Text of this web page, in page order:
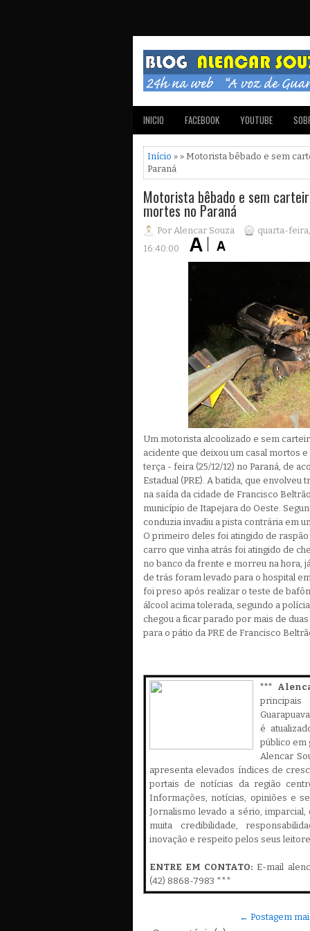
INICIO FACEBOOK YOUTUBE
Início » » Motorista bêbado e sem
Paraná
Motorista bêbado e sem
mortes no Paraná
Por Alencar Souza quarta-
16:40:00
Um motorista alcoolizado e sem
acidente que deixou um casal mortos
terça - feira (25/12/12) no Paraná, de
Estadual (PRE). A batida, que envolveu
na saída da cidade de Francisco
município de Itapejara do Oeste.
conduzia invadiu a pista contrária em
O primeiro deles foi atingido de
carro que vinha atrás foi atingido de
no banco da frente e morreu na hora,
de trás foram levado para o hospital
foi preso após realizar o teste de
álcool acima tolerada, segundo a
chegou a ficar parado por mais de
para o pátio da PRE de Francisco
***
é
público em
Alencar
apresenta elevados índices de
portais de notícias da região
Informações, notícias, opiniões e
Jornalismo levado a sério,
muita credibilidade,
inovação e respeito pelos seus
ENTRE EM CONTATO: E-mail
(42) 8868-7983 ***
← Postagem